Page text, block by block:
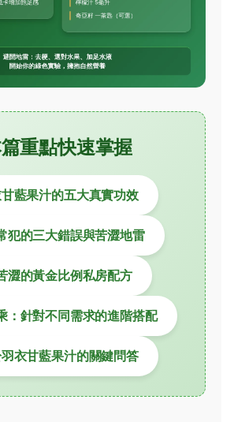
重點快速掌握
藍果汁的五大真實功效
犯的三大錯誤與苦澀地雷
澀的黃金比例私房配方
：針對不同需求的進階搭配
衣甘藍果汁的關鍵問答